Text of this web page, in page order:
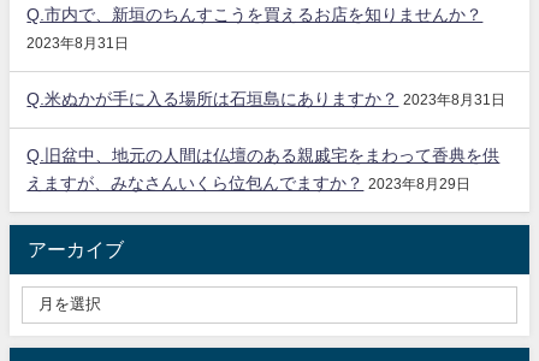
Q.市内で、新垣のちんすこうを買えるお店を知りませんか？
2023年8月31日
Q.米ぬかが手に入る場所は石垣島にありますか？ 2023年8月31日
Q.旧盆中、地元の人間は仏壇のある親戚宅をまわって香典を供
えますが、みなさんいくら位包んでますか？
2023年8月29日
アーカイブ